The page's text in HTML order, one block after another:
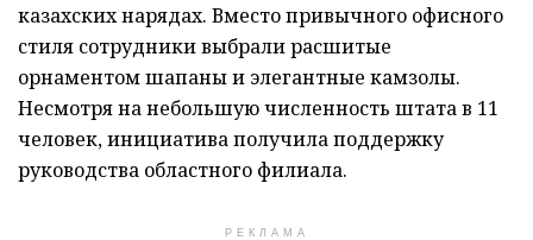
казахских нарядах. Вместо привычного офисного
стиля сотрудники выбрали расшитые
орнаментом шапаны и элегантные камзолы.
Несмотря на небольшую численность штата в 11
человек, инициатива получила поддержку
руководства областного филиала.
РЕКЛАМА